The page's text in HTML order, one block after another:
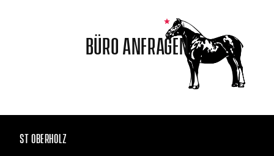
BÜRO ANFRAGEN
ST OBERHOLZ